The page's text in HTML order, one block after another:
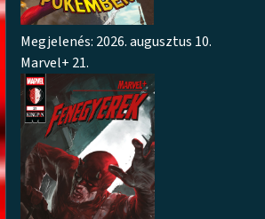
Megjelenés: 2026. augusztus 10.
Marvel+ 21.